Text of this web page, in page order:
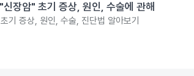
장암" 초기 증상, 원인, 수술에 관해
기 증상, 원인, 수술, 진단법 알아보기